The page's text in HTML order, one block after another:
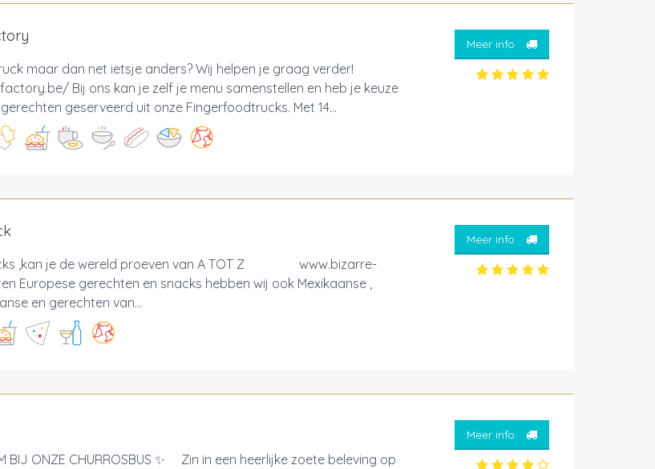
maar dan net ietsje anders? Wij helpen je graag verder!
Bij ons kan je zelf je menu samenstellen en heb je keuze
geserveerd uit onze Fingerfoodtrucks. Met 14...
Meer info
,kan je de wereld proeven van A TOT Z www.bizarre-
Europese gerechten en snacks hebben wij ook Mexikaanse ,
en gerechten van...
Meer info
BIJ ONZE CHURROSBUS ✨ Zin in een heerlijke zoete beleving op
Meer info